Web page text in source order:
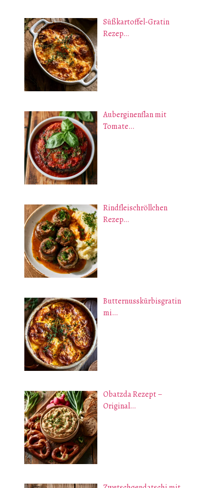
Süßkartoffel-Gratin
Rezep…
Auberginenflan mit
Tomate…
Rindfleischröllchen
Rezep…
Butternusskürbisgratin
mi…
Obatzda Rezept –
Original…